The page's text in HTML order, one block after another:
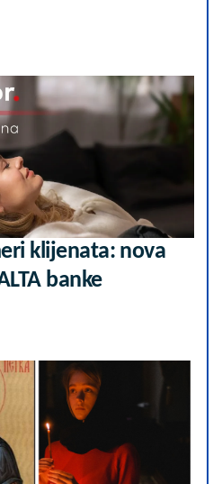
klijenata: nova
banke